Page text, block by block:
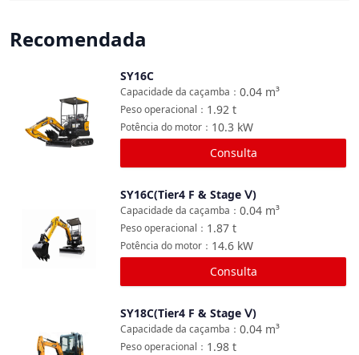
Recomendada
SY16C
0.04 m³
Capacidade da caçamba ：
1.92 t
Peso operacional ：
10.3 kW
Potência do motor ：
Consulta
SY16C(Tier4 F & Stage Ⅴ)
0.04 m³
Capacidade da caçamba ：
1.87 t
Peso operacional ：
14.6 kW
Potência do motor ：
Consulta
SY18C(Tier4 F & Stage Ⅴ)
0.04 m³
Capacidade da caçamba ：
1.98 t
Peso operacional ：